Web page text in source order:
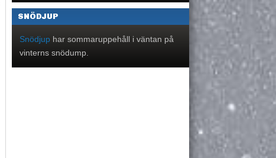
SNÖDJUP
Snödjup har sommaruppehåll i väntan på
vinterns snödump.